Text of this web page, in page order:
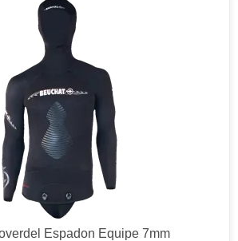
Espadon Equipe 7mm